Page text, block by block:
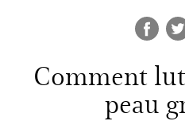
Comment
peau